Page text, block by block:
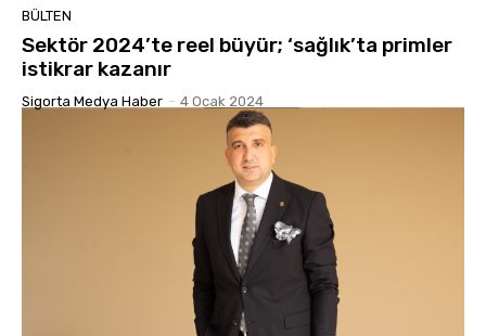
BÜLTEN
Sektör 2024’te reel büyür; ‘sağlık’ta primler
istikrar kazanır
Sigorta Medya Haber - 4 Ocak 2024